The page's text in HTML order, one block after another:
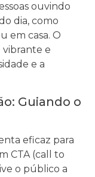
ouvindo
dia, como
em casa. O
e
e a
Guiando o
eficaz para
CTA (call to
o público a